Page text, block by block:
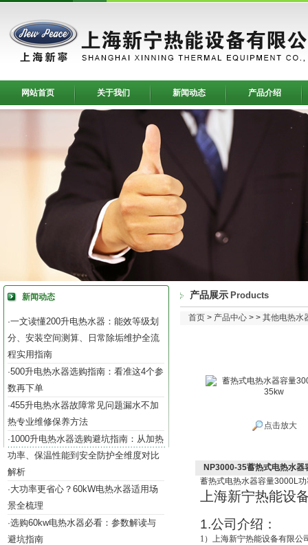
网站首页 关于我们 新闻动态 产品介绍
新闻动态
·一文读懂200升电热水器：能效等级划
分、安装空间测算、日常除垢维护全流
程实用指南
·500升电热水器选购指南：看准这4个参
数再下单
·455升电热水器故障常见问题漏水不加
热专业维修保养方法
·1000升电热水器选购避坑指南：从加热
功率、保温性能到安全防护全维度对比
解析
·大功率更省心？60kW电热水器适用场
景全梳理
·选购60kw电热水器必看：参数解读与
避坑指南
产品展示 Products
首页 > 产品中心 > > 其他电热水
点击放大
NP3000-35蓄热式电热水
蓄热式电热水器容量3000L
上海新宁热能设
1.公司介绍：
1 ）上海新宁热能设备有限公